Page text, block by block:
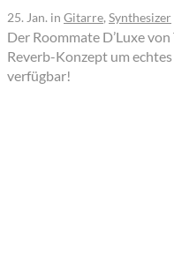
25. Jan. in Gitarre, Synthesizer
Der Roommate D’Luxe
Reverb-Konzept um
verfügbar!